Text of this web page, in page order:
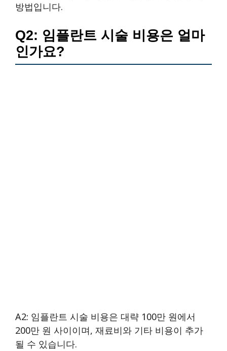
방법입니다.
Q2: 임플란트 시술 비용은 얼마
인가요?
A2: 임플란트 시술 비용은 대략 100만 원에서
200만 원 사이이며, 재료비와 기타 비용이 추가
될 수 있습니다.